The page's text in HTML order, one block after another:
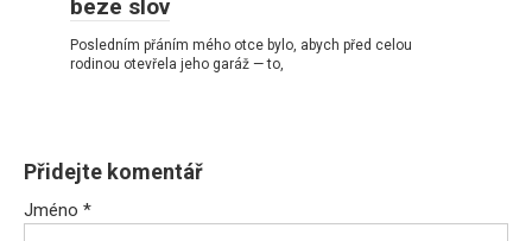
beze slov
Posledním přáním mého otce bylo, abych před celou
rodinou otevřela jeho garáž — to,
Přidejte komentář
Jméno *